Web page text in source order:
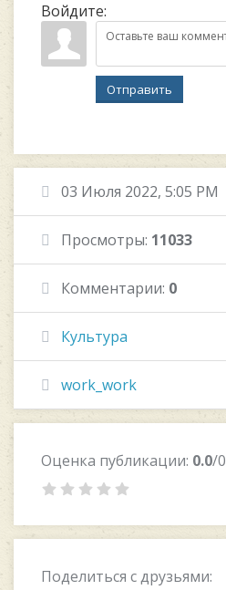
Войдите:
Отправить
03 Июля 2022, 5:05 PM
Просмотры: 11033
Комментарии: 0
Культура
work_work
Оценка публикации: 0.0/0
Поделиться с друзьями: